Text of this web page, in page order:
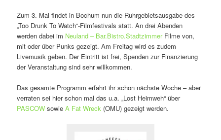
Zum 3. Mal findet in Bochum nun die Ruhrgebietsausgabe des
„Too Drunk To Watch“-Filmfestivals statt. An drei Abenden
werden dabei im Neuland – Bar.Bistro.StadtzimmerFilme von,
mit oder über Punks gezeigt. Am Freitag wird es zudem
Livemusik geben. Der Eintritt ist frei, Spenden zur Finanzierung
der Veranstaltung sind sehr willkommen.
Das gesamte Programm erfahrt ihr schon nächste Woche – aber
verraten sei hier schon mal das u.a. „Lost Heimweh“ über
PASCOW sowieA Fat Wreck (OMU) gezeigt werden.